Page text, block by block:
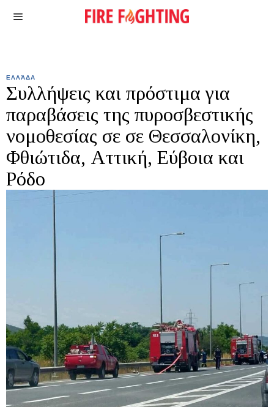
ΕΛΛΆΔΑ
Συλλήψεις και πρόστιμα για
παραβάσεις της πυροσβεστικής
νομοθεσίας σε σε Θεσσαλονίκη,
Φθιώτιδα, Αττική, Εύβοια και
Ρόδο